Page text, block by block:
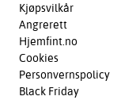
Kjøpsvilkår
Angrerett
Hjemfint.no
Cookies
Personvernspolicy
Black Friday